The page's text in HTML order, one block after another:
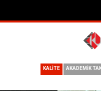
AKADEMİK
KALİTE